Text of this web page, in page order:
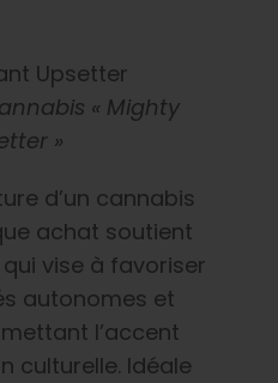
« Mighty
»
d’un cannabis
achat soutient
vise à favoriser
autonomes et
l’accent
culturelle. Idéale